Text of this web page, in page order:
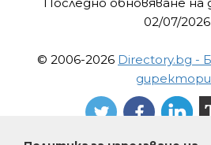
02/07/2026
© 2006-2026 Directory.bg -